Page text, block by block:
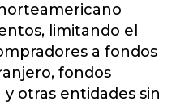
limitando el
a fondos
fondos
otras entidades sin